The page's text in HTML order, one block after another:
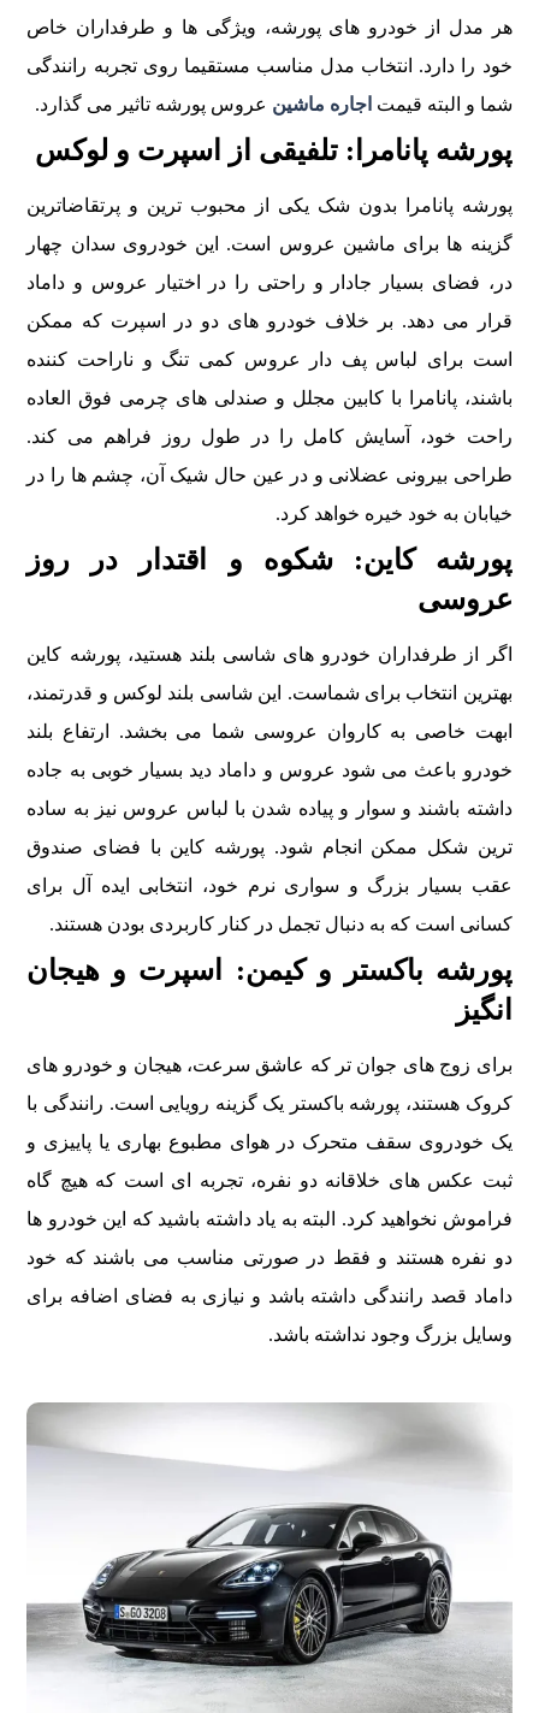
هر مدل از خودرو های پورشه، ویژگی ها و طرفداران خاص
خود را دارد. انتخاب مدل مناسب مستقیما روی تجربه رانندگی
شما و البته قیمت اجاره ماشین عروس پورشه تاثیر می گذارد.
پورشه پانامرا: تلفیقی از اسپرت و لوکس
پورشه پانامرا بدون شک یکی از محبوب ترین و پرتقاضاترین
گزینه ها برای ماشین عروس است. این خودروی سدان چهار
در، فضای بسیار جادار و راحتی را در اختیار عروس و داماد
قرار می دهد. بر خلاف خودرو های دو در اسپرت که ممکن
است برای لباس پف دار عروس کمی تنگ و ناراحت کننده
باشند، پانامرا با کابین مجلل و صندلی های چرمی فوق العاده
راحت خود، آسایش کامل را در طول روز فراهم می کند.
طراحی بیرونی عضلانی و در عین حال شیک آن، چشم ها را در
خیابان به خود خیره خواهد کرد.
پورشه کاین: شکوه و اقتدار در روز
عروسی
اگر از طرفداران خودرو های شاسی بلند هستید، پورشه کاین
بهترین انتخاب برای شماست. این شاسی بلند لوکس و قدرتمند،
ابهت خاصی به کاروان عروسی شما می بخشد. ارتفاع بلند
خودرو باعث می شود عروس و داماد دید بسیار خوبی به جاده
داشته باشند و سوار و پیاده شدن با لباس عروس نیز به ساده
ترین شکل ممکن انجام شود. پورشه کاین با فضای صندوق
عقب بسیار بزرگ و سواری نرم خود، انتخابی ایده آل برای
کسانی است که به دنبال تجمل در کنار کاربردی بودن هستند.
پورشه باکستر و کیمن: اسپرت و هیجان
انگیز
برای زوج های جوان تر که عاشق سرعت، هیجان و خودرو های
کروک هستند، پورشه باکستر یک گزینه رویایی است. رانندگی با
یک خودروی سقف متحرک در هوای مطبوع بهاری یا پاییزی و
ثبت عکس های خلاقانه دو نفره، تجربه ای است که هیچ گاه
فراموش نخواهید کرد. البته به یاد داشته باشید که این خودرو ها
دو نفره هستند و فقط در صورتی مناسب می باشند که خود
داماد قصد رانندگی داشته باشد و نیازی به فضای اضافه برای
وسایل بزرگ وجود نداشته باشد.